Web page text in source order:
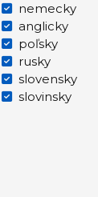
nemecky
anglicky
poľsky
rusky
slovensky
slovinsky